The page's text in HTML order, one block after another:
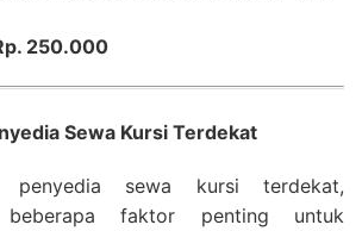
250.000
Sewa Kursi Terdekat
penyedia sewa kursi terdekat,
beberapa faktor penting untuk